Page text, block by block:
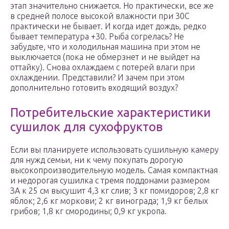
этап значительно снижается. Но практически, все же
в средней полосе высокой влажности при 30С
практически не бывает. И когда идет дождь, редко
бывает температура +30. Рыба согрелась? Не
забудьте, что и холодильная машина при этом не
выключается (пока не обмерзнет и не выйдет на
оттайку). Снова охлаждаем с потерей влаги при
охлаждении. Представили? И зачем при этом
дополнительно готовить входящий воздух?
Потребительские характеристики
сушилок для сухофруктов
Если вы планируете использовать сушильную камеру
для нужд семьи, ни к чему покупать дорогую
высокопроизводительную модель. Самая компактная
и недорогая сушилка с тремя поддонами размером
ЗА к 25 см высушит 4,3 кг слив; 3 кг помидоров; 2,8 кг
яблок; 2,6 кг моркови; 2 кг винограда; 1,9 кг белых
грибов; 1,8 кг смородины; 0,9 кг укропа.